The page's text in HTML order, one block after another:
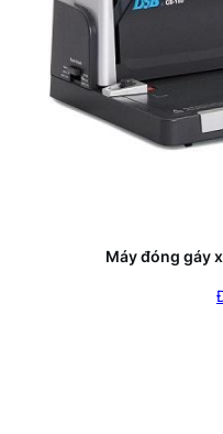
Máy đóng gáy